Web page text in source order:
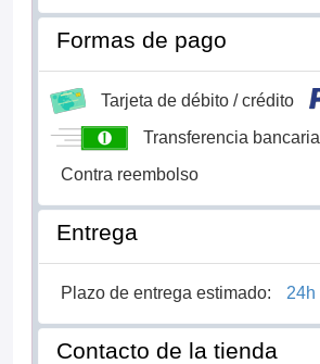
Formas de pago
Tarjeta de débito / crédito
Transferencia bancaria
Contra reembolso
Entrega
Plazo de entrega estimado: 24h
Contacto de la tienda